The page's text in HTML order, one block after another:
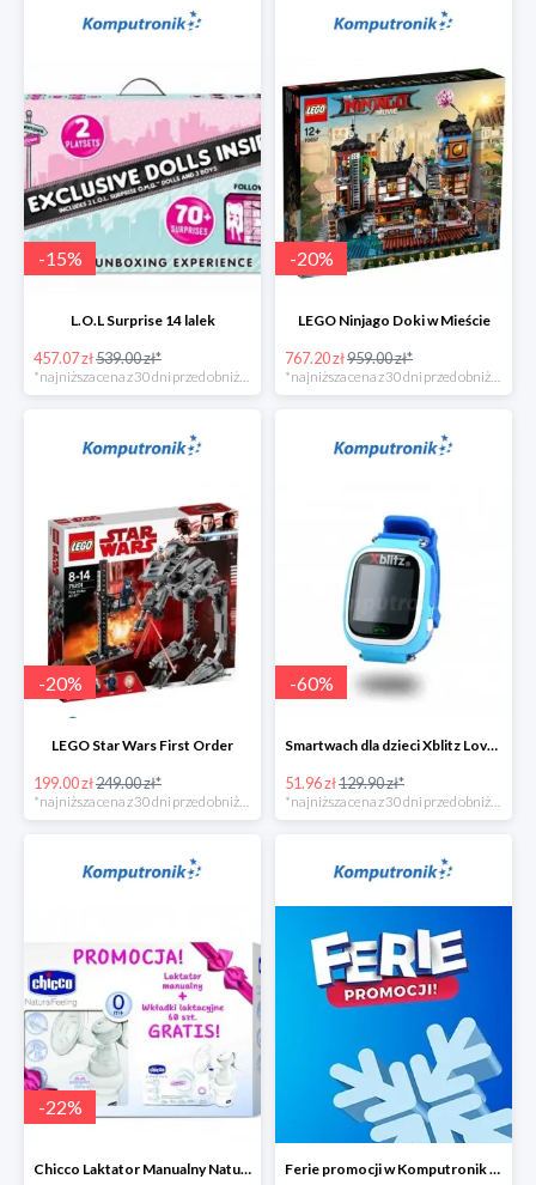
-15%
L.O.L Surprise 14 lalek
457.07 zł539.00 zł*
*najniższa cena z 30 dni przed obniżką
-20%
LEGO Ninjago Doki w Mieście
767.20 zł959.00 zł*
*najniższa cena z 30 dni przed obniżką
-20%
LEGO Star Wars First Order
199.00 zł249.00 zł*
-60%
Smartwach dla dzieci Xblitz LoveME -60%
51.96 zł129.90 zł*
-22%
Chicco Laktator Manualny NaturalFeeling + Wkładki Laktacyjne Ferie promocji w Komputronik do -70%